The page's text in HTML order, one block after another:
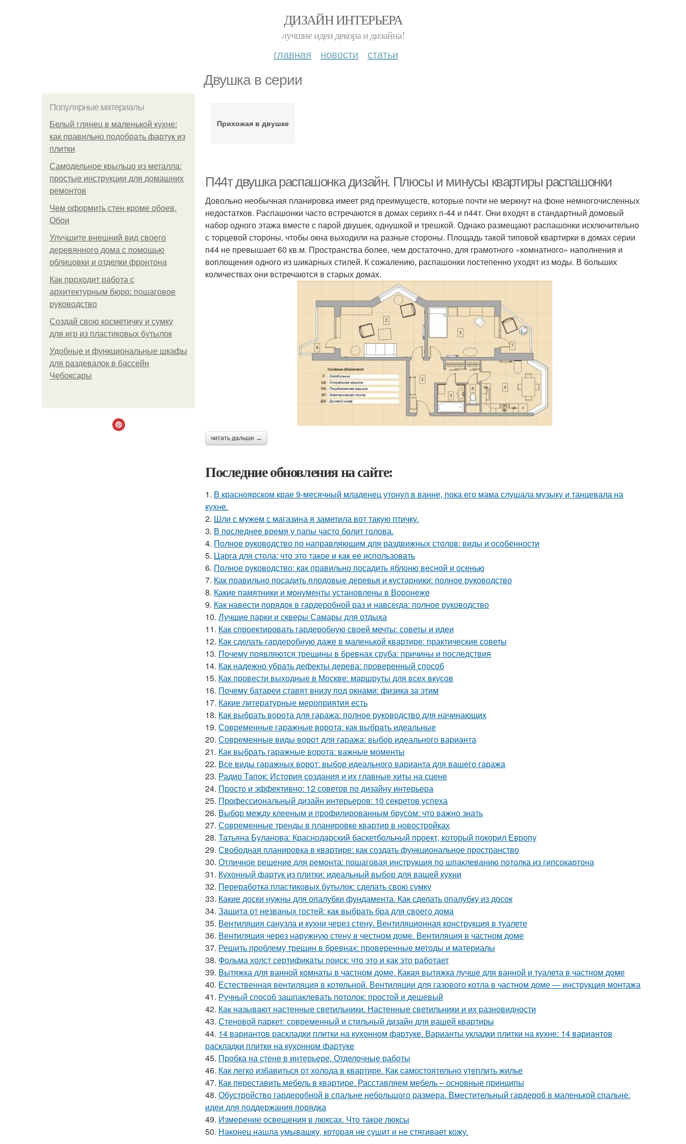
ДИЗАЙН ИНТЕРЬЕРА
лучшие идеи декора и дизайна!
главная новости статьи
Двушка в серии
Популярные материалы
Белый глянец в маленькой кухне:
как правильно подобрать фартук из
плитки
Самодельное крыльцо из металла:
простые инструкции для домашних
ремонтов
Чем оформить стен кроме обоев.
Обои
Улучшите внешний вид своего
деревянного дома с помощью
облицовки и отделки фронтона
Как проходит работа с
архитектурным бюро: пошаговое
руководство
Создай свою косметичку и сумку
для игр из пластиковых бутылок
Удобные и функциональные шкафы
для раздевалок в бассейн
Чебоксары
Прихожая в двушке
П44т двушка распашонка дизайн. Плюсы и минусы квартиры распашонки
Довольно необычная планировка имеет ряд преимуществ, которые почти не меркнут на фоне немногочисленных
недостатков. Распашонки часто встречаются в домах сериях п-44 и п44т. Они входят в стандартный домовый
набор одного этажа вместе с парой двушек, однушкой и трешкой. Однако размещают распашонки исключительно
с торцевой стороны, чтобы окна выходили на разные стороны. Площадь такой типовой квартирки в домах серии
п44 не превышает 60 кв.м. Пространства более, чем достаточно, для грамотного «комнатного» наполнения и
воплощения одного из шикарных стилей. К сожалению, распашонки постепенно уходят из моды. В больших
количествах они встречаются в старых домах.
читать дальше →
Последние обновления на сайте:
1. В красноярском крае 9-месячный младенец утонул в ванне, пока его мама слушала музыку и танцевала на
кухне.
2. Шли с мужем с магазина я заметила вот такую птичку.
3. В последнее время у папы часто болит голова.
4. Полное руководство по направляющим для раздвижных столов: виды и особенности
5. Царга для стола: что это такое и как ее использовать
6. Полное руководство: как правильно посадить яблоню весной и осенью
7. Как правильно посадить плодовые деревья и кустарники: полное руководство
8. Какие памятники и монументы установлены в Воронеже
9. Как навести порядок в гардеробной раз и навсегда: полное руководство
10. Лучшие парки и скверы Самары для отдыха
11. Как спроектировать гардеробную своей мечты: советы и идеи
12. Как сделать гардеробную даже в маленькой квартире: практические советы
13. Почему появляются трещины в бревнах сруба: причины и последствия
14. Как надежно убрать дефекты дерева: проверенный способ
15. Как провести выходные в Москве: маршруты для всех вкусов
16. Почему батареи ставят внизу под окнами: физика за этим
17. Какие литературные мероприятия есть
18. Как выбрать ворота для гаража: полное руководство для начинающих
19. Современные гаражные ворота: как выбрать идеальные
20. Современные виды ворот для гаража: выбор идеального варианта
21. Как выбрать гаражные ворота: важные моменты
22. Все виды гаражных ворот: выбор идеального варианта для вашего гаража
23. Радио Тапок: История создания и их главные хиты на сцене
24. Просто и эффективно: 12 советов по дизайну интерьера
25. Профессиональный дизайн интерьеров: 10 секретов успеха
26. Выбор между клееным и профилированным брусом: что важно знать
27. Современные тренды в планировке квартир в новостройках
28. Татьяна Буланова: Краснодарский баскетбольный проект, который покорил Европу
29. Свободная планировка в квартире: как создать функциональное пространство
30. Отличное решение для ремонта: пошаговая инструкция по шпаклеванию потолка из гипсокартона
31. Кухонный фартук из плитки: идеальный выбор для вашей кухни
32. Переработка пластиковых бутылок: сделать свою сумку
33. Какие доски нужны для опалубки фундамента. Как сделать опалубку из досок
34. Защита от незваных гостей: как выбрать бра для своего дома
35. Вентиляция санузла и кухни через стену. Вентиляционная конструкция в туалете
36. Вентиляция через наружную стену в честном доме. Вентиляция в частном доме
37. Решить проблему трещин в бревнах: проверенные методы и материалы
38. Фольма холст сертификаты поиск: что это и как это работает
39. Вытяжка для ванной комнаты в частном доме. Какая вытяжка лучше для ванной и туалета в частном доме
40. Естественная вентиляция в котельной. Вентиляции для газового котла в частном доме — инструкция монтажа
41. Ручный способ зашпаклевать потолок: простой и дешевый
42. Как называют настенные светильники. Настенные светильники и их разновидности
43. Стеновой паркет: современный и стильный дизайн для вашей квартиры
44. 14 вариантов раскладки плитки на кухонном фартуке. Варианты укладки плитки на кухне: 14 вариантов
раскладки плитки на кухонном фартуке
45. Пробка на стене в интерьере. Отделочные работы
46. Как легко избавиться от холода в квартире. Как самостоятельно утеплить жилье
47. Как переставить мебель в квартире. Расставляем мебель – основные принципы
48. Обустройство гардеробной в спальне небольшого размера. Вместительный гардероб в маленькой спальне:
идеи для поддержания порядка
49. Измерение освещения в люксах. Что такое люксы
50. Наконец нашла умывашку, которая не сушит и не стягивает кожу.